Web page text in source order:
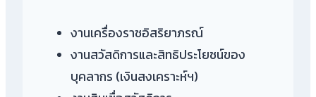
งานเครื่องราชอิสริยาภรณ์
งานสวัสดิการและสิทธิประโยชน์ของ
บุคลากร (เงินสงเคราะห์ฯ)